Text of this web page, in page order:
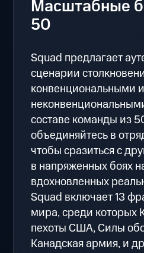
Масштабные
50
Squad предлагает
сценарии
конвенциональными и
составе команды из
объединяйтесь в
чтобы сразиться с
в напряженных боях
вдохновленных
Squad включает 13
мира, среди которых
пехоты США, Силы
Канадская армия, и